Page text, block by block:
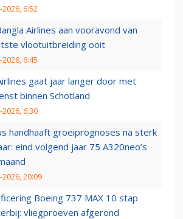
2026, 6:52
Airlines aan vooravond van
vlootuitbreiding ooit
2026, 6:45
gaat jaar langer door met
binnen Schotland
2026, 6:30
handhaaft groeiprognoses na sterk
eind volgend jaar 75 A320neo’s
2026, 20:09
Boeing 737 MAX 10 stap
vliegproeven afgerond